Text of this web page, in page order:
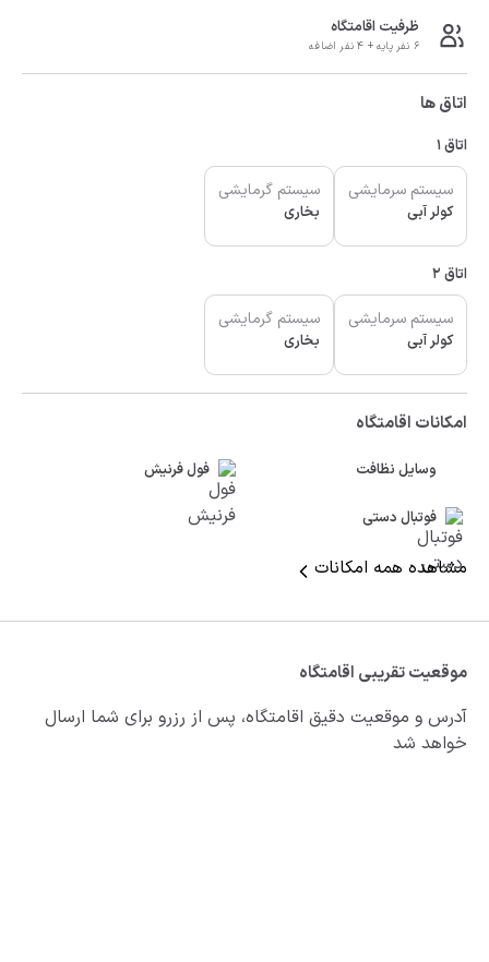
ظرفیت اقامتگاه
6 نفر پایه + 4 نفر اضافه
اتاق ها
اتاق 1
سیستم سرمایشی
کولر آبی
سیستم گرمایشی
بخاری
اتاق 2
سیستم سرمایشی
کولر آبی
سیستم گرمایشی
بخاری
امکانات اقامتگاه
وسایل نظافت فول فرنیش
فوتبال دستی
مشاهده همه امکانات
موقعیت تقریبی اقامتگاه
آدرس و موقعیت دقیق اقامتگاه، پس از رزرو برای شما ارسال
خواهد شد